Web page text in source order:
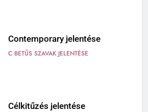
Contemporary jelentése
C BETŰS SZAVAK JELENTÉSE
Célkitűzés jelentése